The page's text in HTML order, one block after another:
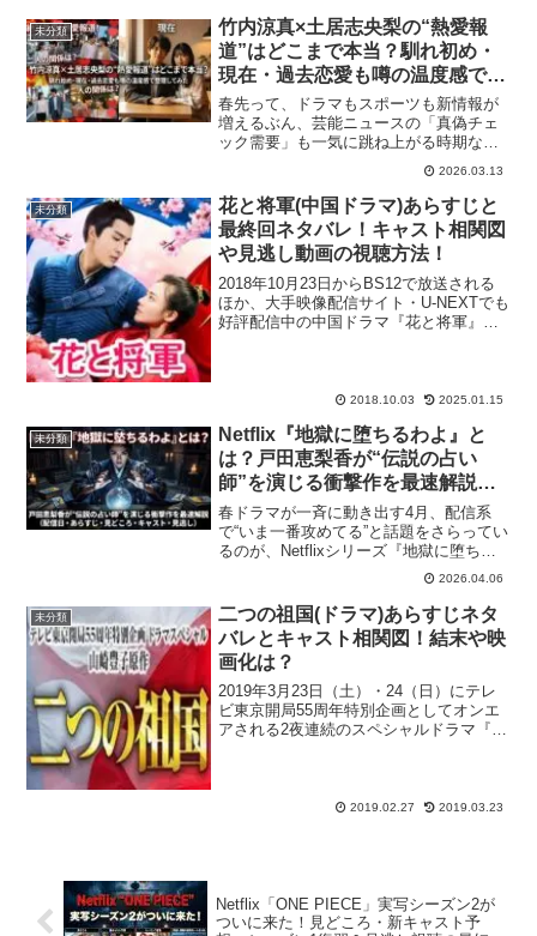
未分類
竹内涼真×土居志央梨の“熱愛報
道”はどこまで本当？馴れ初め・
現在・過去恋愛も噂の温度感で整
理してみた
春先って、ドラマもスポーツも新情報が
増えるぶん、芸能ニュースの「真偽チェ
ック需要」も一気に跳ね上がる時期なん
話題沸騰中の「竹内涼真さん×土居志央梨
さん熱愛報道」について、いま出ている
情報を“噂の扱い方”も含めて、サクッと整
理します。「結局付き合ってるの？」
「共演きっかけ
2026.03.13
未分類
花と将軍(中国ドラマ)あらすじと
最終回ネタバレ！キャスト相関図
や見逃し動画の視聴方法！
2018年10月23日からBS12で放送される
ほか、大手映像配信サイト・U-NEXTでも
好評配信中の中国ドラマ『花と将軍』を
2018.10.03 2025.01.15
未分類
Netflix『地獄に堕ちるわよ』と
は？戸田恵梨香が“伝説の占い
師”を演じる衝撃作を最速解説
（配信日・あらすじ・見どころ・
キャスト・見逃し）
春ドラマが一斉に動き出す4月、配信系
で“いま一番攻めてる”と話題をさらってい
るのが、Netflixシリーズ『地獄に堕ちる
などで社会現象を起こした“伝説の占い
師”をモデルにした人物を演じる……と聞
いただけで、もう強いですよね。この記
事では、「結局どんな話？」「いつか
ら？」「怖
2026.04.06
未分類
二つの祖国(ドラマ)あらすじネタ
バレとキャスト相関図！結末や映
画化は？
2019年3月23日（土）・24（日）にテレ
ビ東京開局55周年特別企画としてオンエ
アされる2夜連続のスペシャルドラマ『二
ている山崎豊子... 2019.02.27 2019.03.23
Netflix「ONE PIECE」実写シーズン2が
ついに来た！見どころ・新キャスト予